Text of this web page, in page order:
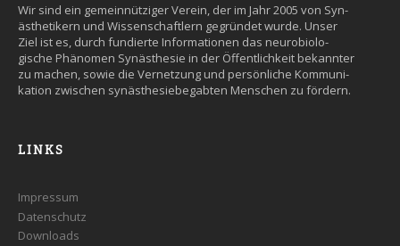
Wir sind ein gemein­nütziger Ver­ein, der im Jahr 2005 von Syn­
äs­the­tikern und Wissen­schaft­lern ge­grün­det wurde. Un­ser
Ziel ist es, durch fun­dier­te Infor­ma­tio­nen das neuro­bio­lo­
gische Phäno­men Syn­äs­the­sie in der Öffent­lich­keit be­kann­ter
zu machen, so­wie die Ver­net­zung und persön­liche Kommuni­
kation zwi­schen syn­äs­the­sie­be­gab­ten Men­schen zu fördern.
LINKS
Impressum
Datenschutz
Downloads